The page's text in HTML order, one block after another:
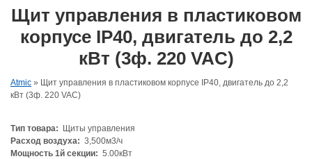
Щит управления в пластиковом
корпусе IP40, двигатель до 2,2
кВт (3ф. 220 VAC)
Atmic » Щит управления в пластиковом корпусе IP40, двигатель до 2,2
кВт (3ф. 220 VAC)
Тип товара:
Щиты управления
Расход воздуха: 3,500м3/ч
Мощность 1й секции: 5.00кВт